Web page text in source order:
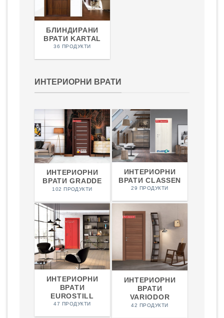
БЛИНДИРАНИ
ВРАТИ KARTAL
36 ПРОДУКТИ
ИНТЕРИОРНИ ВРАТИ
ИНТЕРИОРНИ
ВРАТИ GRADDE
102 ПРОДУКТИ
ИНТЕРИОРНИ
ВРАТИ CLASSEN
29 ПРОДУКТИ
ИНТЕРИОРНИ
ВРАТИ
EUROSTILL
47 ПРОДУКТИ
ИНТЕРИОРНИ
ВРАТИ
VARIODOR
42 ПРОДУКТИ